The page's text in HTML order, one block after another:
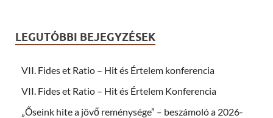
LEGUTÓBBI BEJEGYZÉSEK
VII. Fides et Ratio – Hit és Értelem konferencia
VII. Fides et Ratio – Hit és Értelem Konferencia
„Őseink hite a jövő reménysége” – beszámoló a 2026-